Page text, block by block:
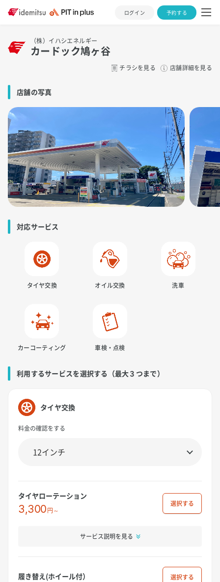
ログイン 予約する
（株）イハシエネルギー
カードック鳩ヶ谷
チラシを見る 店舗詳細を見る
店舗の写真
対応サービス
タイヤ交換 オイル交換 洗車
カーコーティング 車検・点検
利用するサービスを選択する（最大３つまで）
タイヤ交換
料金の確認をする
タイヤローテーション
3,300円～
選択
サービス説明を見る
履き替え(ホイール付） 選択